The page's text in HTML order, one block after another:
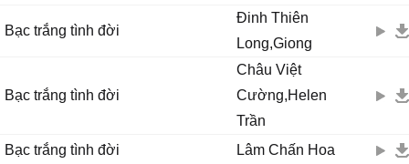
Bạc trắng tình đời
Đinh Thiên
Long,Giong
Bạc trắng tình đời
Châu Việt
Cường,Helen
Trần
Bạc trắng tình đời
Lâm Chấn Hoa